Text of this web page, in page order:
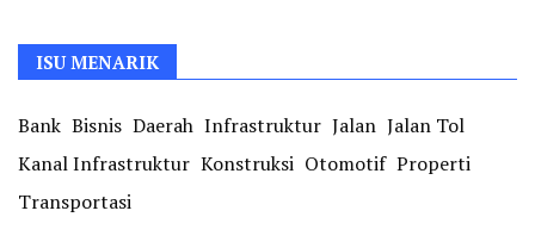
ISU MENARIK
Bank Bisnis Daerah Infrastruktur Jalan Jalan Tol
Kanal Infrastruktur Konstruksi Otomotif Properti
Transportasi